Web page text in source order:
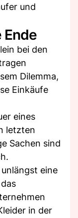
und
Ende
bei den
Dilemma,
Einkäufe
eines
letzten
Sachen sind
eine
in der